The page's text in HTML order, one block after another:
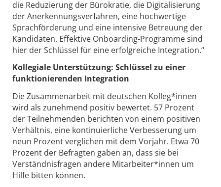
die Reduzierung der Bürokratie, die Digitalisierung
der Anerkennungsverfahren, eine hochwertige
Sprachförderung und eine intensive Betreuung der
Kandidaten. Effektive Onboarding-Programme sind
hier der Schlüssel für eine erfolgreiche Integration.“
Kollegiale Unterstützung: Schlüssel zu einer
funktionierenden Integration
Die Zusammenarbeit mit deutschen Kolleg*innen
wird als zunehmend positiv bewertet. 57 Prozent
der Teilnehmenden berichten von einem positiven
Verhältnis, eine kontinuierliche Verbesserung um
neun Prozent verglichen mit dem Vorjahr. Etwa 70
Prozent der Befragten gaben an, dass sie bei
Verständnisfragen andere Mitarbeiter*innen um
Hilfe bitten können.